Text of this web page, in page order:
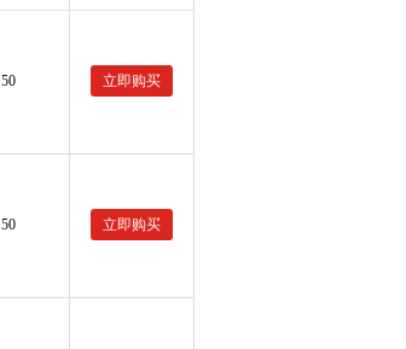
50 立即购买
50 立即购买